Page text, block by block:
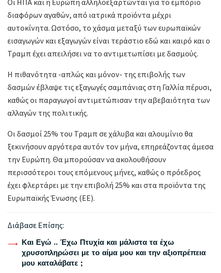
διαφόρων αγαθών, από ιατρικά προϊόντα μέχρι
αυτοκίνητα. Ωστόσο, το χάσμα μεταξύ των ευρωπαϊκών
εισαγωγών και εξαγωγών είναι τεράστιο εδώ και καιρό και ο
Τραμπ έχει απειλήσει να το αντιμετωπίσει με δασμούς.
Η πιθανότητα -απλώς και μόνον- της επιβολής των
δασμών έβλαψε τις εξαγωγές σαμπάνιας στη Γαλλία πέρυσι,
καθώς οι παραγωγοί αντιμετώπισαν την αβεβαιότητα των
αλλαγών της πολιτικής.
Οι δασμοί 25% του Τραμπ σε χάλυβα και αλουμίνιο θα
ξεκινήσουν αργότερα αυτόν τον μήνα, επηρεάζοντας άμεσα
την Ευρώπη. Θα μπορούσαν να ακολουθήσουν
περισσότεροι τους επόμενους μήνες, καθώς ο πρόεδρος
έχει φλερτάρει με την επιβολή 25% και στα προϊόντα της
Ευρωπαϊκής Ένωσης (ΕΕ).
Διάβασε Επίσης:
Και Εγώ .. Έχω Πτυχία και μάλιστα τα έχω
χρυσοπληρώσει με το αίμα μου και την αξιοπρέπεια
μου καταλάβατε ;